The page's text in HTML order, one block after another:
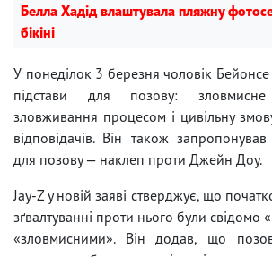
Белла Хадід влаштувала пляжну
бікіні
У понеділок 3 березня чоловік
підстави для позову: зловмисне
зловживання процесом і цивільну
відповідачів. Він також запропонував
для позову — наклеп проти Джейн Доу.
Jay-Z у новій заяві стверджує, що
зґвалтуванні проти нього були свідомо
«зловмисними». Він додав, що